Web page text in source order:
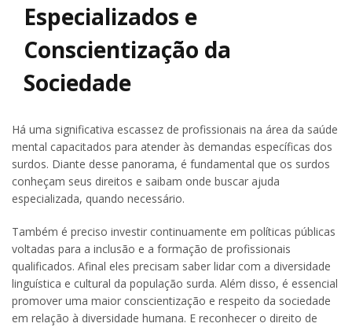
Especializados e
Conscientização da
Sociedade
Há uma significativa escassez de profissionais na área da saúde
mental capacitados para atender às demandas específicas dos
surdos. Diante desse panorama, é fundamental que os surdos
conheçam seus direitos e saibam onde buscar ajuda
especializada, quando necessário.
Também é preciso investir continuamente em políticas públicas
voltadas para a inclusão e a formação de profissionais
qualificados. Afinal eles precisam saber lidar com a diversidade
linguística e cultural da população surda. Além disso, é essencial
promover uma maior conscientização e respeito da sociedade
em relação à diversidade humana. E reconhecer o direito de